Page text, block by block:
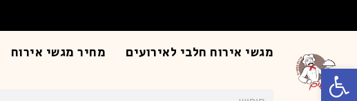
פתח סרגל נגישות
מגשי אירוח חלבי לאירועים מחיר מגשי אירוח